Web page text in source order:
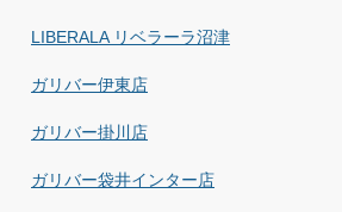
LIBERALA リベラーラ沼津
ガリバー伊東店
ガリバー掛川店
ガリバー袋井インター店